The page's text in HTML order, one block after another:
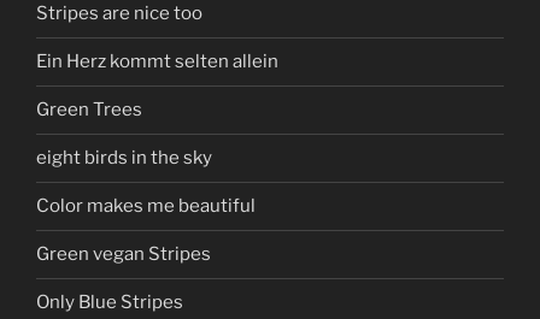
Stripes are nice too
Ein Herz kommt selten allein
Green Trees
eight birds in the sky
Color makes me beautiful
Green vegan Stripes
Only Blue Stripes